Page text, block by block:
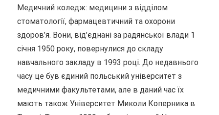
Медичний коледж: медицини з відділом
стоматології, фармацевтичний та охорони
здоров’я. Вони, від’єднані за радянської влади 1
січня 1950 року, повернулися до складу
навчального закладу в 1993 році. До недавнього
часу це був єдиний польський університет з
медичними факультетами, але в даний час їх
мають також Університет Миколи Коперника в